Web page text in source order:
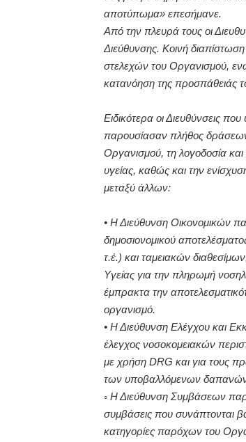
αποτύπωμα» επεσήμανε.
Από την πλευρά τους οι
Διεύθυνσης. Κοινή
στελεχών του Οργανισμού,
κατανόηση της προσπάθειάς
Ειδικότερα οι Διευθύνσεις
παρουσίασαν πλήθος δράσεων
Οργανισμού, τη λογοδοσία
υγείας, καθώς και την
μεταξύ άλλων:
• Η Διεύθυνση Οικονομικών
δημοσιονομικού
τ.έ.) και ταμειακών
Υγείας για την πληρωμή
έμπρακτα την
οργανισμό.
• Η Διεύθυνση Ελέγχου και
έλεγχος νοσοκομειακών
με χρήση DRG και για τους
των υποβαλλόμενων
◦ Η Διεύθυνση Συμβάσεων
συμβάσεις που συνάπτονται
κατηγορίες παρόχων του